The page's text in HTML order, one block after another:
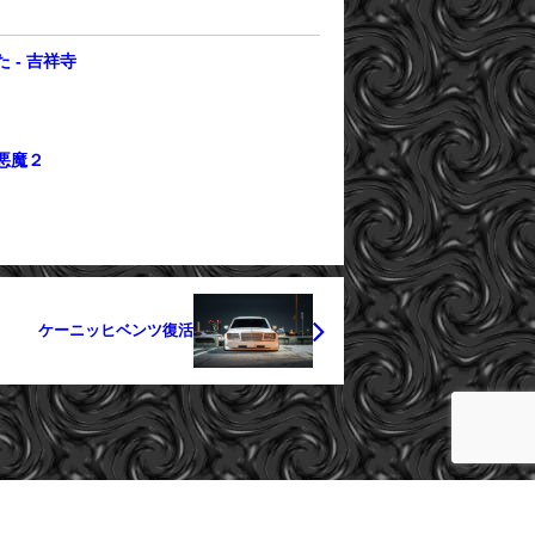
- 吉祥寺
魔２
ケーニッヒベンツ復活